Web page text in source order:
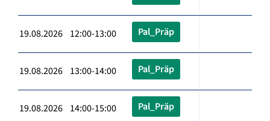
19.08.2026 12:00-13:00 Pal_Präp
19.08.2026 13:00-14:00 Pal_Präp
19.08.2026 14:00-15:00 Pal_Präp